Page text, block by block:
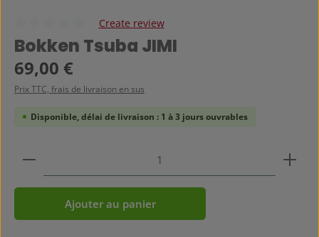
Note moyenne de 0 sur 5 étoiles
Create review
Bokken Tsuba JIMI
Prix régulier :
69,00 €
Prix TTC, frais de livraison en sus
Disponible, délai de livraison : 1 à 3 jours ouvrables
Quantité de produit : Entrez la quantité
Ajouter au panier